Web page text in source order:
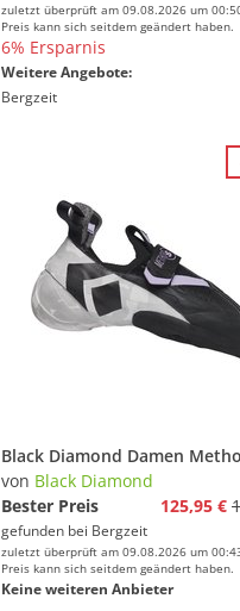
zuletzt überprüft am 09.08.2026 um
Preis kann sich seitdem geändert haben.
6% Ersparnis
Weitere Angebote:
Bergzeit
von Black Diamond
Bester Preis
125,95 €
gefunden bei Bergzeit
zuletzt überprüft am 09.08.2026 um
Preis kann sich seitdem geändert haben.
Keine weiteren Anbieter